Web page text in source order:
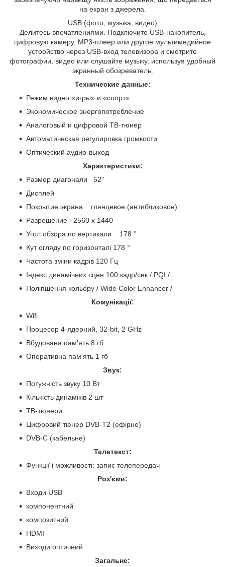
на екран з джерела.
USB (фото, музыка, видео)
Делитесь впечатлениями. Подключите USB-накопитель,
цифровую камеру, MP3-плеер или другое мультимедийное
устройство через USB-вход телевизора и смотрите
фотографии, видео или слушайте музыку, используя удобный
экранный обозреватель.
Технические данные:
Режим видео «игры» и «спорт»
Экономическое энергопотребление
Аналоговый и цифровой ТВ-тюнер
Автоматическая регулировка громкости
Оптический аудио-выход
Характеристики:
Размер диагонали 52"
Дисплей
Покрытие экрана глянцевое (антибликовое)
Разрешение
2560 x 1440
Угол обзора по вертикали 178 °
Кут огляду по горизонталі 178 °
Частота зміни кадрів 120 Гц
Індекс динамічних сцен 100 кадр/сек / PQI /
Поліпшення кольору / Wide Color Enhancer /
Комунікації:
Wifi
Процесор 4-ядерний, 32-bit, 2 GHz
Вбудована пам'ять 8 гб
Оперативна пам'ять 1 гб
Звук:
Потужність звуку 10 Вт
Кількість динаміків 2 шт
ТВ-тюнери:
Цифровий тюнер DVB-T2 (ефірне)
DVB-C (кабельне)
Телетекст:
Функції і можливості: запис телепередач
Роз'єми:
Входи USB
компонентний
композитний
HDMI
Виходи оптичний
Загальне: